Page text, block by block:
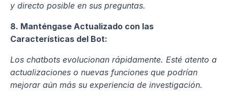
y directo posible en sus preguntas.
8. Manténgase Actualizado con las
Características del Bot:
Los chatbots evolucionan rápidamente. Esté atento a
actualizaciones o nuevas funciones que podrían
mejorar aún más su experiencia de investigación.